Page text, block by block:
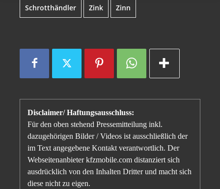
Schrotthändler Zink Zinn
Disclaimer/ Haftungsausschluss:
Für den oben stehend Pressemitteilung inkl.
dazugehörigen Bilder / Videos ist ausschließlich der
im Text angegebene Kontakt verantwortlich. Der
Webseitenanbieter kfzmobile.com distanziert sich
ausdrücklich von den Inhalten Dritter und macht sich
diese nicht zu eigen.